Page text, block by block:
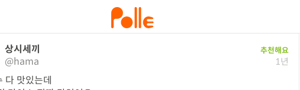
상시세끼
@hama
추천해요
1년
다 맛있는데